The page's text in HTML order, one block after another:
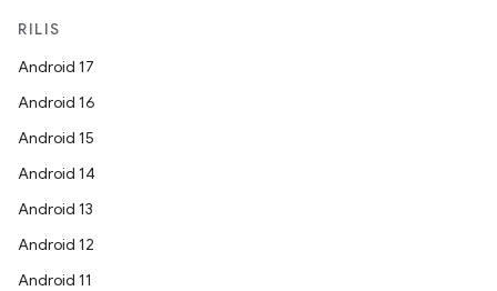
RILIS
Android 17
Android 16
Android 15
Android 14
Android 13
Android 12
Android 11